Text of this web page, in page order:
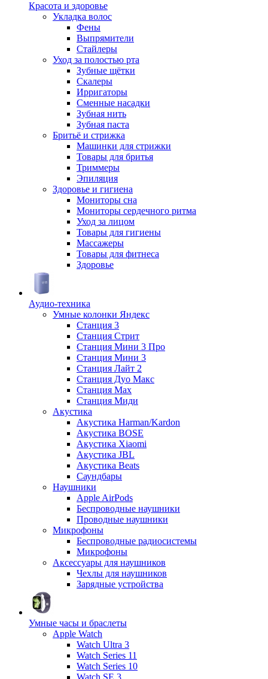
Красота и здоровье
Укладка волос
Фены
Выпрямители
Стайлеры
Уход за полостью рта
Зубные щётки
Скалеры
Ирригаторы
Сменные насадки
Зубная нить
Зубная паста
Бритьё и стрижка
Машинки для стрижки
Товары для бритья
Триммеры
Эпиляция
Здоровье и гигиена
Мониторы сна
Мониторы сердечного ритма
Уход за лицом
Товары для гигиены
Массажеры
Товары для фитнеса
Здоровье
Аудио-техника
Умные колонки Яндекс
Станция 3
Станция Стрит
Станция Мини 3 Про
Станция Мини 3
Станция Лайт 2
Станция Дуо Макс
Станция Max
Станция Миди
Акустика
Акустика Harman/Kardon
Акустика BOSE
Акустика Xiaomi
Акустика JBL
Акустика Beats
Саундбары
Наушники
Apple AirPods
Беспроводные наушники
Проводные наушники
Микрофоны
Беспроводные радиосистемы
Микрофоны
Аксессуары для наушников
Чехлы для наушников
Зарядные устройства
Умные часы и браслеты
Apple Watch
Watch Ultra 3
Watch Series 11
Watch Series 10
Watch SE 3